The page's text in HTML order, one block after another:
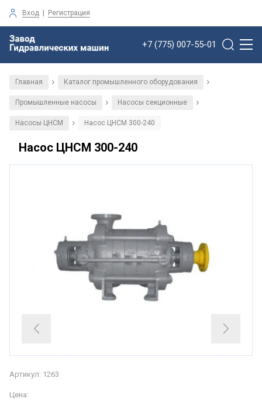
Вход | Регистрация
+7 (775) 007-55-01
Главная / Каталог промышленного оборудования /
Промышленные насосы / Насосы секционные /
Насосы ЦНСМ / Насос ЦНСМ 300-240
Насос ЦНСМ 300-240
Артикул: 1263
Цена: